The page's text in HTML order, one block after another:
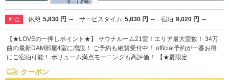
料金 休憩 5,830 円 ～ サービスタイム 5,830 円 ～ 宿泊 9,020 円 ～
【★LOVEの一押しポイント★】 サウナルーム21室！エリア最大室数！ 34万
曲の最新DAM部屋4室に増設！ ご予約も絶賛受付中！ official予約が一番お得
にご宿泊可能！ ボリューム満点モーニングも高評価！ 【★夏限定...
クーポン